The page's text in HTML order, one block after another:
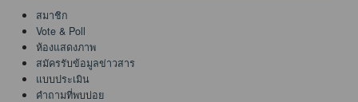
สมาชิก
Vote & Poll
ห้องแสดงภาพ
สมัครรับข้อมูลข่าวสาร
แบบประเมิน
คำถามที่พบบ่อย